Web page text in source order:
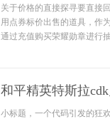
关于价格的直接探寻要直接
用点券标价出售的道具，作
通过充值购买荣耀勋章进行
和平精英特斯拉
小标题，一个代码引发的狂